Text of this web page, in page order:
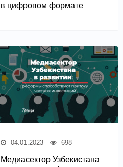
в цифровом формате
04.01.2023 698
Медиасектор Узбекистана